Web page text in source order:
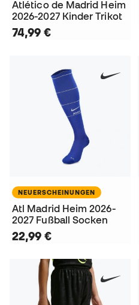
Atlético de Madrid Heim
2026-2027 Kinder Trikot
74,99 €
NEUERSCHEINUNGEN
Atl Madrid Heim 2026-
2027 Fußball Socken
22,99 €